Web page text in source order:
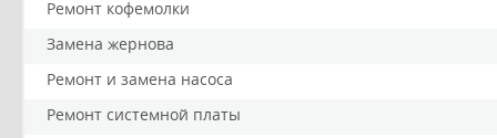
Ремонт кофемолки
Замена жернова
Ремонт и замена насоса
Ремонт системной платы